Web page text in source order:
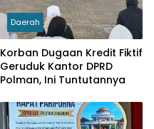
Daerah
Korban Dugaan Kredit Fiktif
Geruduk Kantor DPRD
Polman, Ini Tuntutannya